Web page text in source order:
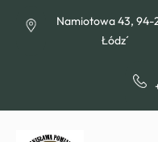
Namiotowa 43, 94-
Łódź